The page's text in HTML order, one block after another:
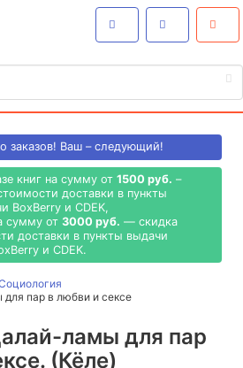
заказов! Ваш – следующий!
книг на сумму от 1500 руб. –
доставки в пункты
BoxBerry и CDEK,
сумму от 3000 руб. — скидка
доставки в пункты выдачи
и CDEK.
пар в любви и сексе
ламы для пар
(Кёле)